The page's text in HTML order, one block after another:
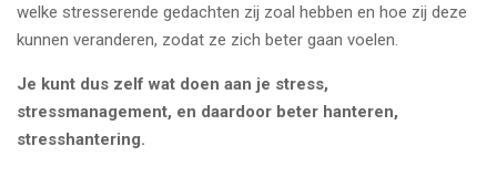
welke stresserende gedachten zij zoal hebben en hoe zij deze
kunnen veranderen, zodat ze zich beter gaan voelen.
Je kunt dus zelf wat doen aan je stress,
stressmanagement, en daardoor beter hanteren,
stresshantering.